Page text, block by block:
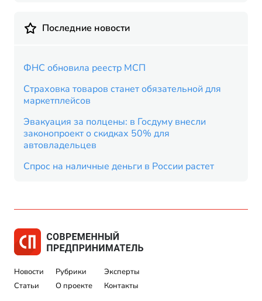
Последние новости
ФНС обновила реестр МСП
Страховка товаров станет обязательной для
маркетплейсов
Эвакуация за полцены: в Госдуму внесли
законопроект о скидках 50% для
автовладельцев
Спрос на наличные деньги в России растет
Новости
Статьи
Рубрики
О проекте
Эксперты
Контакты